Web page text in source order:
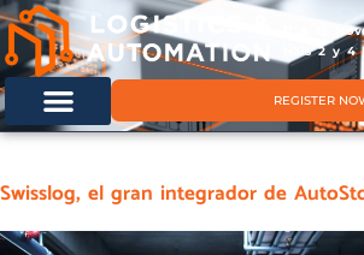
11 & 12
Hals 2 y 4
REGISTER
Swisslog, el gran integrador de